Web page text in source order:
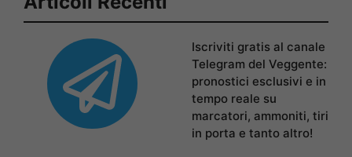
Iscriviti gratis al canale
Telegram del Veggente:
pronostici esclusivi e in
tempo reale su
marcatori, ammoniti, tiri
in porta e tanto altro!